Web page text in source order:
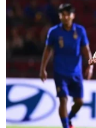
Hành khách đợi
Cục Hàng
các đơn vị liên